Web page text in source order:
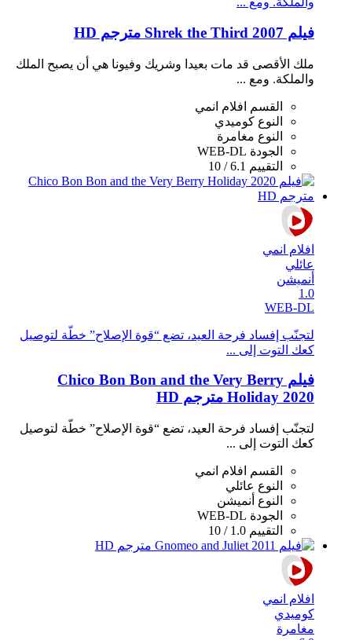
فيلم Shrek the Third 2007 مترجم HD
ملك الأقصى قد مات بعيدا وشريك وفيونا هي أن يصبح الملك
والملكة. ومع ...
القسم
افلام انمي
النوع كوميدي
النوع مغامرة
الجودة WEB-DL
التقييم 6.1 / 10
افلام انمي
عائلي
أنميشن
1.0
WEB-DL
لتجنّب إفساد فرحة العيد، تضع “قوة الإصلاح” خطّة لتوصيل
كعك التوت إلى ...
فيلم Chico Bon Bon and the Very Berry
Holiday 2020 مترجم HD
لتجنّب إفساد فرحة العيد، تضع “قوة الإصلاح” خطّة لتوصيل
كعك التوت إلى ...
القسم
افلام انمي
النوع عائلي
النوع أنميشن
الجودة WEB-DL
التقييم 1.0 / 10
افلام انمي
كوميدي
مغامرة